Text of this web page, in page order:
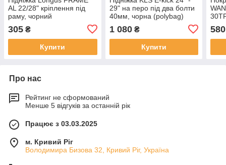
AL 22/28" кріплення під
раму, чорний
305 ₴
Купити
29" на перо під два болти
40мм, чорна (polybag)
1 080₴
Купити
580
Про нас
Рейтинг не сформований
Менше 5 відгуків за останній рік
Працює з 03.03.2025
м. Кривий Ріг
Володимира Бизова 32, Кривий Ріг, Україна